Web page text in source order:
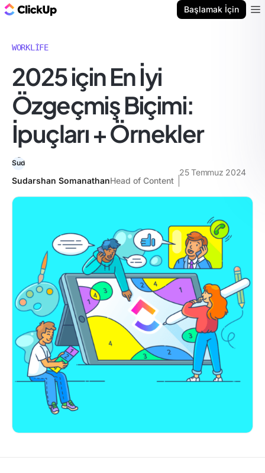
Başlamak İçin
WORKLIFE
2025 için En İyi
Özgeçmiş Biçimi:
İpuçları + Örnekler
Sudarshan SomanathanHead of Content
25 Temmuz 2024